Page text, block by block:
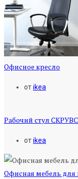
Офисное кресло
отikea
Рабочий стул
отikea
Офисная мебель для